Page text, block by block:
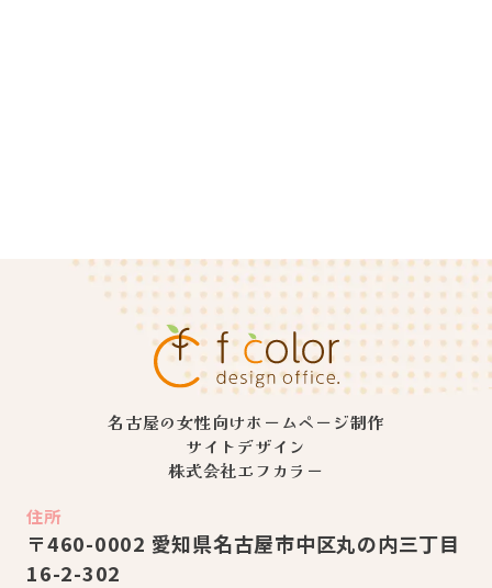
名古屋の女性向けホームページ制作
サイトデザイン
株式会社エフカラー
住所
〒460-0002 愛知県名古屋市中区丸の内三丁⽬
16-2-302